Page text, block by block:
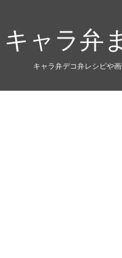
キャラ弁
キャラ弁デコ弁レシピや